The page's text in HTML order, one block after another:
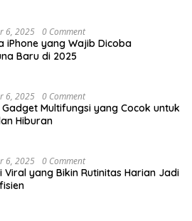
6, 2025 0 Comment
iPhone yang Wajib Dicoba
Baru di 2025
6, 2025 0 Comment
Gadget Multifungsi yang Cocok untuk
Hiburan
6, 2025 0 Comment
Viral yang Bikin Rutinitas Harian Jadi